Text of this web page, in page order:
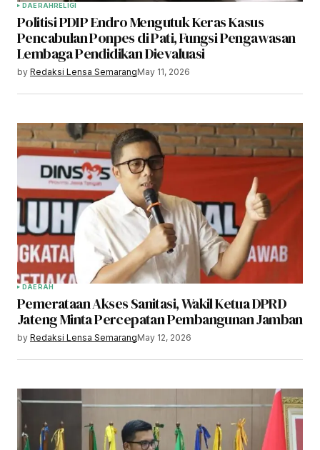
DAERAHRELIGI
Politisi PDIP Endro Mengutuk Keras Kasus
Pencabulan Ponpes di Pati, Fungsi Pengawasan
Lembaga Pendidikan Dievaluasi
by Redaksi Lensa SemarangMay 11, 2026
DAERAH
Pemerataan Akses Sanitasi, Wakil Ketua DPRD
Jateng Minta Percepatan Pembangunan Jamban
by Redaksi Lensa SemarangMay 12, 2026